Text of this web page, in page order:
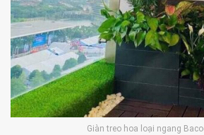
Giàn treo hoa loại ngang